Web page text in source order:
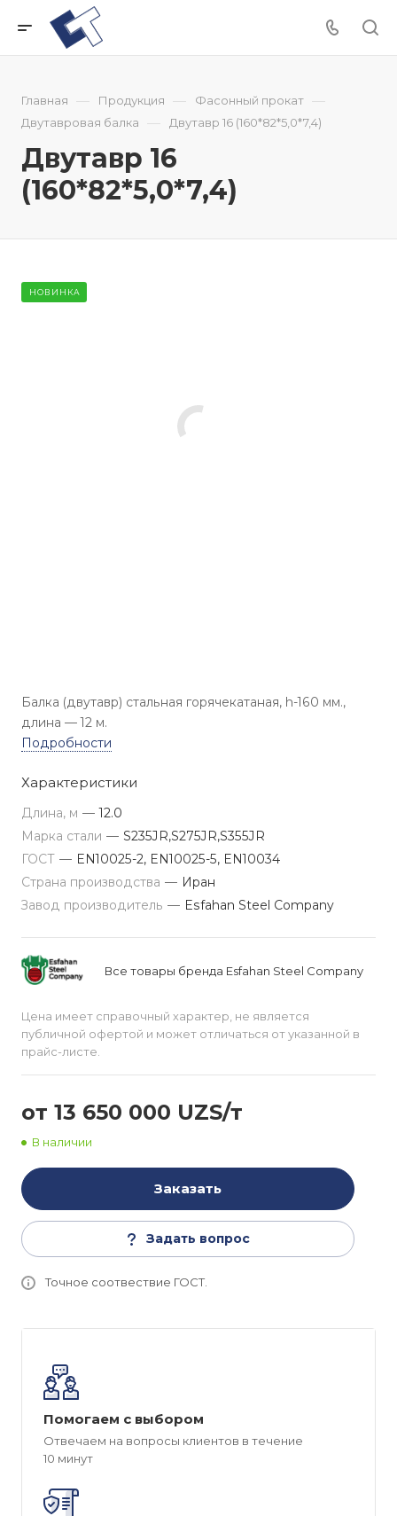
Главная — Продукция — Фасонный прокат —
Двутавровая балка — Двутавр 16 (160*82*5,0*7,4)
Двутавр 16
(160*82*5,0*7,4)
НОВИНКА
Балка (двутавр) стальная горячекатаная, h-160 мм.,
длина — 12 м.
Подробности
Характеристики
Длина, м — 12.0
Марка стали — S235JR,S275JR,S355JR
ГОСТ — EN10025-2, EN10025-5, EN10034
Страна производства — Иран
Завод производитель — Esfahan Steel Company
Все товары бренда Esfahan Steel Company
Цена имеет справочный характер, не является
публичной офертой и может отличаться от указанной в
прайс-листе.
от 13 650 000 UZS/т
В наличии
Заказать
Задать вопрос
Точное соотвествие ГОСТ.
Помогаем с выбором
Отвечаем на вопросы клиентов в течение
10 минут